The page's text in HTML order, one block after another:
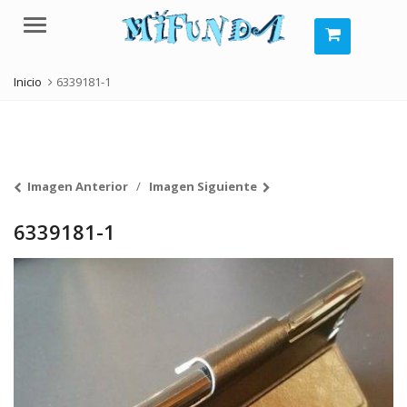
Menú
Inicio 6339181-1
Imagen Anterior Imagen Siguiente
6339181-1